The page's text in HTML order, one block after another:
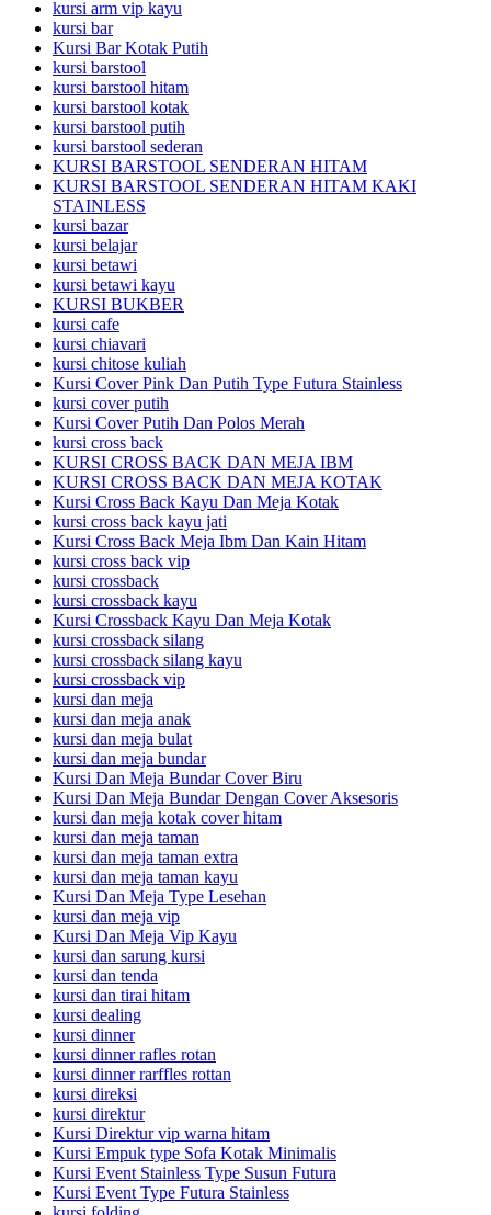
kursi arm vip kayu
kursi bar
Kursi Bar Kotak Putih
kursi barstool
kursi barstool hitam
kursi barstool kotak
kursi barstool putih
kursi barstool sederan
KURSI BARSTOOL SENDERAN HITAM
KURSI BARSTOOL SENDERAN HITAM KAKI
STAINLESS
kursi bazar
kursi belajar
kursi betawi
kursi betawi kayu
KURSI BUKBER
kursi cafe
kursi chiavari
kursi chitose kuliah
Kursi Cover Pink Dan Putih Type Futura Stainless
kursi cover putih
Kursi Cover Putih Dan Polos Merah
kursi cross back
KURSI CROSS BACK DAN MEJA IBM
KURSI CROSS BACK DAN MEJA KOTAK
Kursi Cross Back Kayu Dan Meja Kotak
kursi cross back kayu jati
Kursi Cross Back Meja Ibm Dan Kain Hitam
kursi cross back vip
kursi crossback
kursi crossback kayu
Kursi Crossback Kayu Dan Meja Kotak
kursi crossback silang
kursi crossback silang kayu
kursi crossback vip
kursi dan meja
kursi dan meja anak
kursi dan meja bulat
kursi dan meja bundar
Kursi Dan Meja Bundar Cover Biru
Kursi Dan Meja Bundar Dengan Cover Aksesoris
kursi dan meja kotak cover hitam
kursi dan meja taman
kursi dan meja taman extra
kursi dan meja taman kayu
Kursi Dan Meja Type Lesehan
kursi dan meja vip
Kursi Dan Meja Vip Kayu
kursi dan sarung kursi
kursi dan tenda
kursi dan tirai hitam
kursi dealing
kursi dinner
kursi dinner rafles rotan
kursi dinner rarffles rottan
kursi direksi
kursi direktur
Kursi Direktur vip warna hitam
Kursi Empuk type Sofa Kotak Minimalis
Kursi Event Stainless Type Susun Futura
Kursi Event Type Futura Stainless